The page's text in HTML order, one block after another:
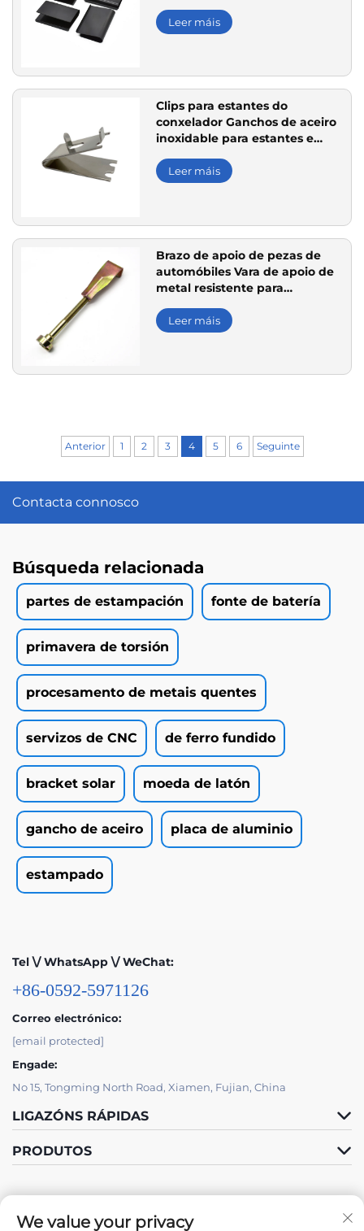
Leer máis
Clips para estantes do
conxelador Ganchos de aceiro
inoxidable para estantes e
Leer máis
Brazo de apoio de pezas de
automóbiles Vara de apoio de
metal resistente para
vehículos
Leer máis
Anterior 1 2 3 4 5 6 Seguinte
Contacta connosco
Búsqueda relacionada
partes de estampación fonte de batería
primavera de torsión
procesamento de metais quentes
servizos de CNC de ferro fundido
bracket solar moeda de latón
gancho de aceiro placa de aluminio
estampado
Tel \/ WhatsApp \/ WeChat:
+86-0592-5971126
Correo electrónico:
[email protected]
Engade:
No 15, Tongming North Road, Xiamen, Fujian, China
LIGAZÓNS RÁPIDAS
PRODUTOS
We value your privacy